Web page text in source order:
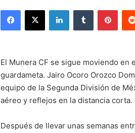
El Munera CF se sigue moviendo en
guardameta. Jairo Ocoro Orozco
equipo de la Segunda División de
aéreo y reflejos en la distancia corta.
Después de llevar unas semanas